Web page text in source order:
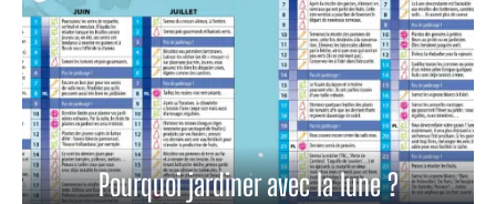
Pourquoi jardiner avec la lune ?